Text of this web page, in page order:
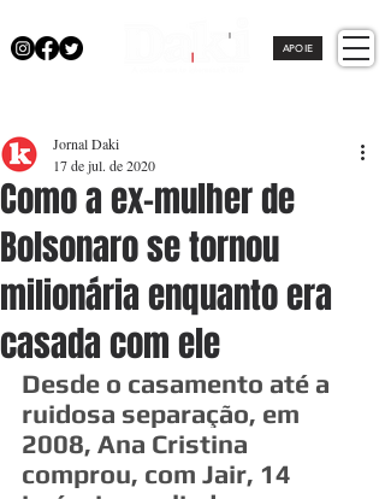
APOIE
Como a ex-mulher de
Bolsonaro se tornou
milionária enquanto era
casada com ele
Jornal Daki
17 de jul. de 2020
Desde o casamento até a
ruidosa separação, em
2008, Ana Cristina
comprou, com Jair, 14